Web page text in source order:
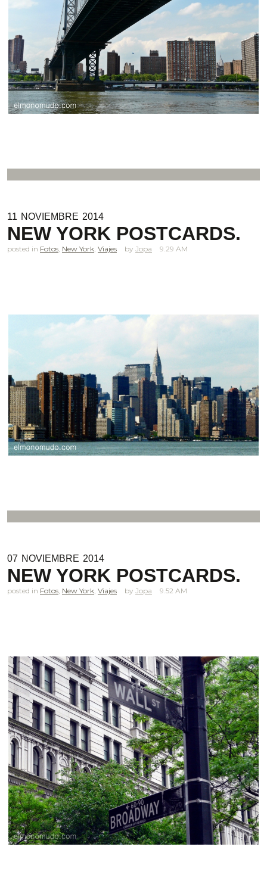
11 NOVIEMBRE 2014
NEW YORK POSTCARDS.
posted in Fotos, New York, Viajes Jopa 9.29 AM
07 NOVIEMBRE 2014
NEW YORK POSTCARDS.
posted in Fotos, New York, Viajes Jopa 9.52 AM